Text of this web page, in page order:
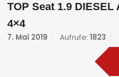
TOP Seat 1.9
4×4
7. Mai 2019 Aufrufe: 1823